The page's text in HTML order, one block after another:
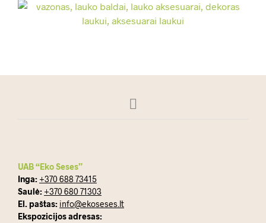
UAB “Eko Seses”
Inga: +370 688 73415
Saulė: +370 680 71303
El. paštas: info@ekoseses.lt
Ekspozicijos adresas: